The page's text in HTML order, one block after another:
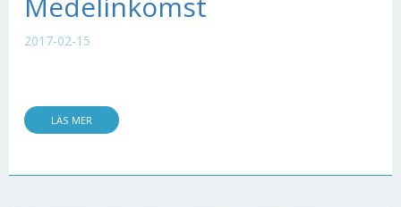
2017-02-15
LÄS MER